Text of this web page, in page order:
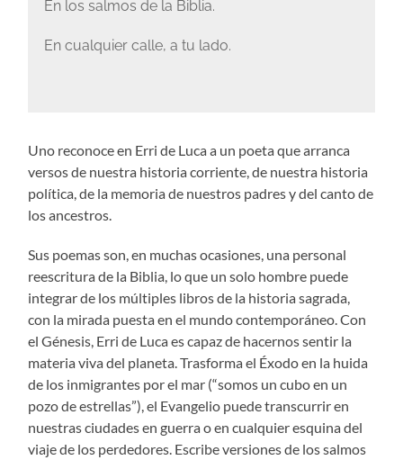
En los salmos de la Biblia.
En cualquier calle, a tu lado.
Uno reconoce en Erri de Luca a un poeta que arranca
versos de nuestra historia corriente, de nuestra historia
política, de la memoria de nuestros padres y del canto de
los ancestros.
Sus poemas son, en muchas ocasiones, una personal
reescritura de la Biblia, lo que un solo hombre puede
integrar de los múltiples libros de la historia sagrada,
con la mirada puesta en el mundo contemporáneo. Con
el Génesis, Erri de Luca es capaz de hacernos sentir la
materia viva del planeta. Trasforma el Éxodo en la huida
de los inmigrantes por el mar (“somos un cubo en un
pozo de estrellas”), el Evangelio puede transcurrir en
nuestras ciudades en guerra o en cualquier esquina del
viaje de los perdedores. Escribe versiones de los salmos